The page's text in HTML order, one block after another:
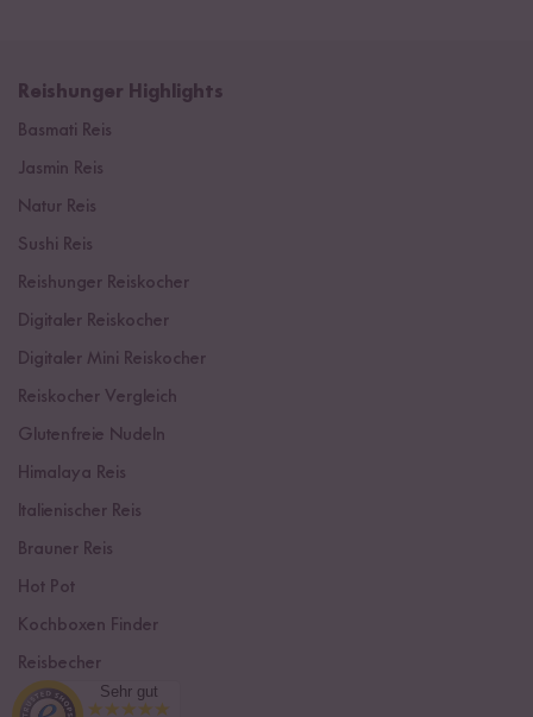
Reishunger Highlights
Basmati Reis
Jasmin Reis
Natur Reis
Sushi Reis
Reishunger Reiskocher
Digitaler Reiskocher
Digitaler Mini Reiskocher
Reiskocher Vergleich
Glutenfreie Nudeln
Himalaya Reis
Italienischer Reis
Brauner Reis
Hot Pot
Kochboxen Finder
Reisbecher
Sushi Einsteiger Box
Sehr gut